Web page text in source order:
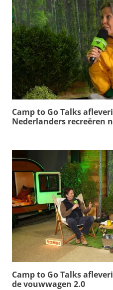
Camp to Go Talks
Nederlanders recreëren
Camp to Go Talks
de vouwwagen 2.0